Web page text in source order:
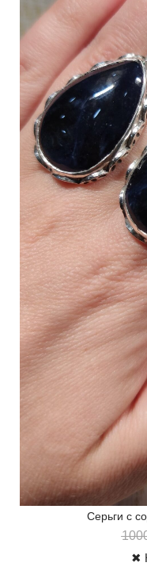
Серьги с
✖